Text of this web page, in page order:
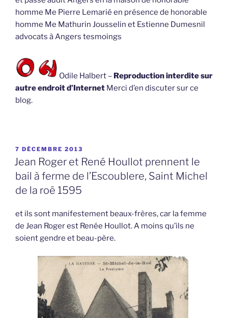
homme Me Pierre Lemarié en présence de honorable
homme Me Mathurin Jousselin et Estienne Dumesnil
advocats à Angers tesmoings
Odile Halbert – Reproduction interdite sur
autre endroit d’Internet Merci d’en discuter sur ce
blog.
PUBLIÉ
LE
7 DÉCEMBRE 2013
Jean Roger et René Houllot prennent le
bail à ferme de l’Escoublere, Saint Michel
de la roë 1595
et ils sont manifestement beaux-frères, car la femme
de Jean Roger est Renée Houllot. A moins qu’ils ne
soient gendre et beau-père.